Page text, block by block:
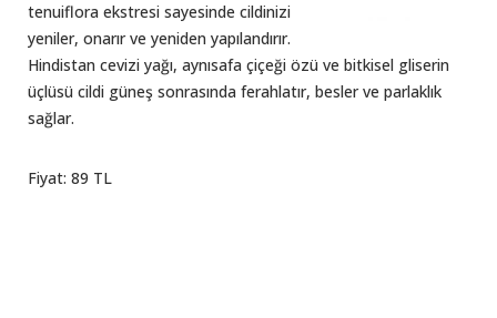
tenuiflora ekstresi sayesinde cildinizi
yeniler, onarır ve yeniden yapılandırır.
Hindistan cevizi yağı, aynısafa çiçeği özü ve bitkisel gliserin
üçlüsü cildi güneş sonrasında ferahlatır, besler ve parlaklık
sağlar.
Fiyat: 89 TL